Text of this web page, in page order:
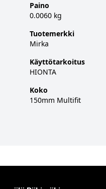
Paino
0.0060 kg
Tuotemerkki
Mirka
Käyttötarkoitus
HIONTA
Koko
150mm Multifit